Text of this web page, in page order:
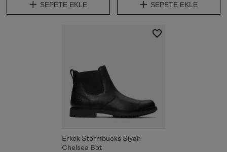
SEPETE EKLE SEPETE EKLE
Erkek Stormbucks Siyah
Chelsea Bot